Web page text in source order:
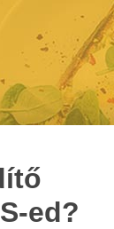
ed?